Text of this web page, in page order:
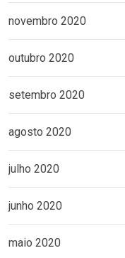
novembro 2020
outubro 2020
setembro 2020
agosto 2020
julho 2020
junho 2020
maio 2020